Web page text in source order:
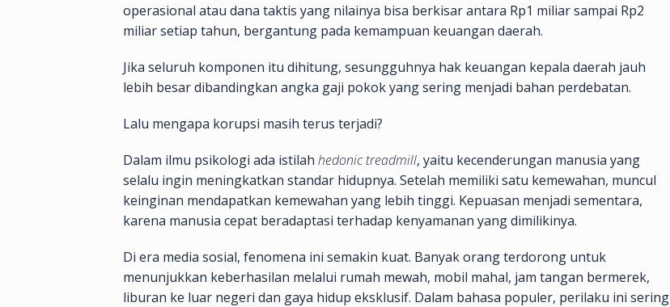
operasional atau dana taktis yang nilainya bisa berkisar antara Rp1 miliar sampai Rp2
miliar setiap tahun, bergantung pada kemampuan keuangan daerah.
Jika seluruh komponen itu dihitung, sesungguhnya hak keuangan kepala daerah jauh
lebih besar dibandingkan angka gaji pokok yang sering menjadi bahan perdebatan.
Lalu mengapa korupsi masih terus terjadi?
Dalam ilmu psikologi ada istilah hedonic treadmill, yaitu kecenderungan manusia yang
selalu ingin meningkatkan standar hidupnya. Setelah memiliki satu kemewahan, muncul
keinginan mendapatkan kemewahan yang lebih tinggi. Kepuasan menjadi sementara,
karena manusia cepat beradaptasi terhadap kenyamanan yang dimilikinya.
Di era media sosial, fenomena ini semakin kuat. Banyak orang terdorong untuk
menunjukkan keberhasilan melalui rumah mewah, mobil mahal, jam tangan bermerek,
liburan ke luar negeri dan gaya hidup eksklusif. Dalam bahasa populer, perilaku ini sering